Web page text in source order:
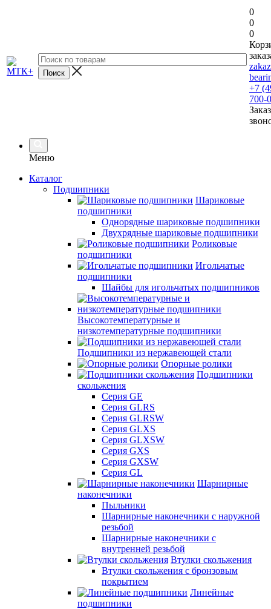
0
0
0
+7
700-
Меню
Каталог
Подшипники
Шариковые
подшипники
Однорядные шариковые подшипники
Двухрядные шариковые подшипники
Роликовые
подшипники
Игольчатые
подшипники
Шайбы для игольчатых подшипников
Высокотемпературные и
низкотемпературные подшипники
Подшипники из нержавеющей стали
Опорные ролики
Подшипники
скольжения
Серия GE
Серия GLRS
Серия GLRSW
Серия GLXS
Серия GLXSW
Серия GXS
Серия GXSW
Серия GL
Шарнирные
наконечники
Пыльники
Шарнирные наконечники с наружной
резьбой
Шарнирные наконечники с
внутренней резьбой
Втулки скольжения
Втулки скольжения с бронзовым
покрытием
Линейные
подшипники